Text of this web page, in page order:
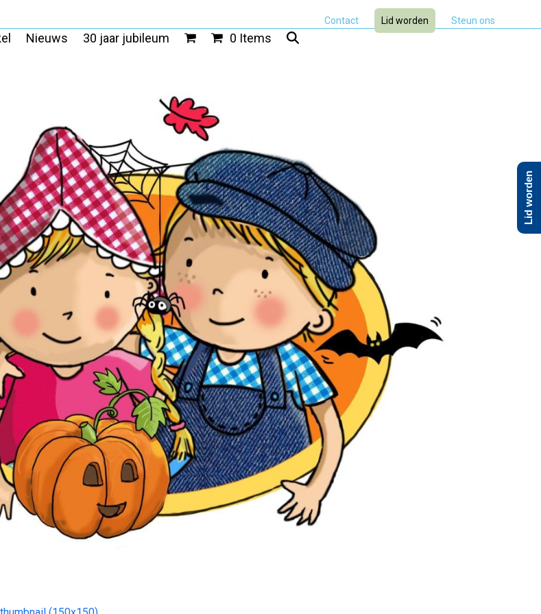
Contact Lid worden Steun ons
Nieuws 30 jaar jubileum 0 Items
Lid worden